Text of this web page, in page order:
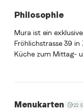
Philosophie
Mura ist ein
Fröhlichstrasse 39
Küche zum Mittag-
Menukarten 22